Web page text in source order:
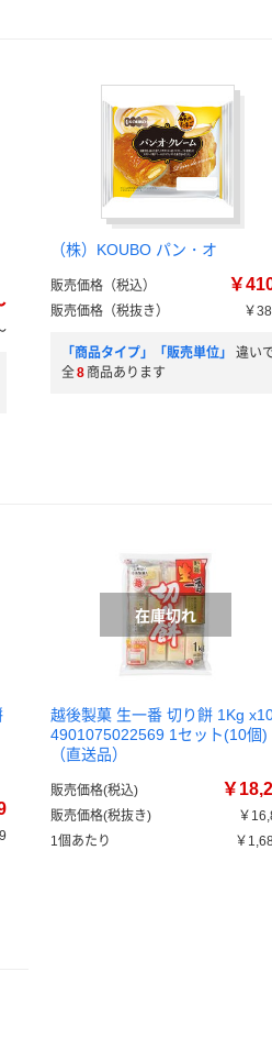
（株）KOUBO パン・オ
販売価格（税込） ￥
販売価格（税抜き） ￥
「商品タイプ」「販売単位」
違い
全8 商品あります
越後製菓 生一番 切り餅 1Kg
4901075022569 1セット(10個)
（直送品）
販売価格(税込) ￥
販売価格(税抜き)
￥
1個あたり
￥